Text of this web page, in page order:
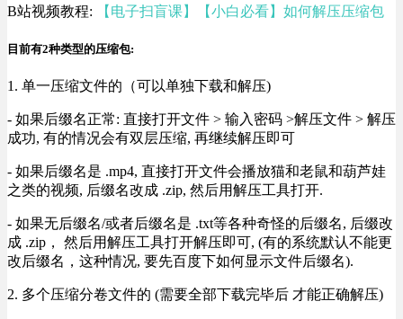
B站视频教程: 【电子扫盲课】【小白必看】如何解压压缩包
目前有2种类型的压缩包:
1. 单一压缩文件的（可以单独下载和解压)
- 如果后缀名正常: 直接打开文件 > 输入密码 >解压文件 > 解压
成功, 有的情况会有双层压缩, 再继续解压即可
- 如果后缀名是 .mp4, 直接打开文件会播放猫和老鼠和葫芦娃
之类的视频, 后缀名改成 .zip, 然后用解压工具打开.
- 如果无后缀名/或者后缀名是 .txt等各种奇怪的后缀名, 后缀改
成 .zip， 然后用解压工具打开解压即可, (有的系统默认不能更
改后缀名，这种情况, 要先百度下如何显示文件后缀名).
2. 多个压缩分卷文件的 (需要全部下载完毕后 才能正确解压)